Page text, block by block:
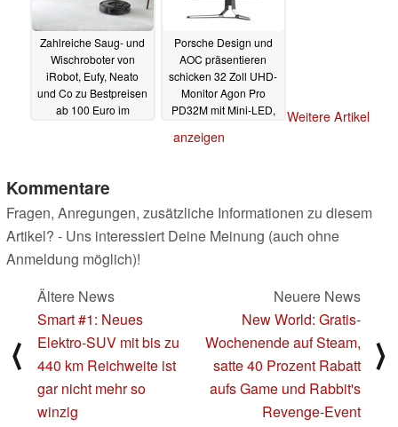
Zahlreiche Saug- und
Wischroboter von
iRobot, Eufy, Neato
und Co zu Bestpreisen
ab 100 Euro im
Porsche Design und
AOC präsentieren
schicken 32 Zoll UHD-
Monitor Agon Pro
PD32M mit Mini-LED,
09.04.2022
Weitere Artikel
anzeigen
Kommentare
Fragen, Anregungen, zusätzliche Informationen zu diesem
Artikel? - Uns interessiert Deine Meinung (auch ohne
Anmeldung möglich)!
⟨
Ältere News
Smart #1: Neues
Elektro-SUV mit bis zu
440 km Reichweite ist
gar nicht mehr so
winzig
Neuere News
New World: Gratis-
Wochenende auf Steam,
satte 40 Prozent Rabatt
aufs Game und Rabbit's
Revenge-Event
⟩